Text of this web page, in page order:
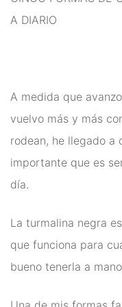
Ritual
Jabón Esotérico
Cartas de Tarot
Minerales Mágicos
Para La Salud
A DIARIO
A medida que
vuelvo más y más
rodean, he llegado a
importante que es
día.
La turmalina negra
que funciona para
bueno tenerla a